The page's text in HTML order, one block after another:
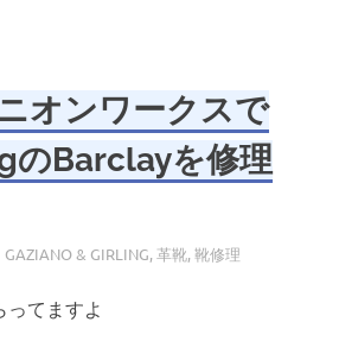
オンワークスで
のBarclayを修理
GAZIANO & GIRLING,革靴,靴修理
てますよ